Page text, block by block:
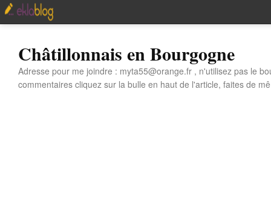
Châtillonnais en Bourgogne
Adresse pour me joindre : myta55@orange.fr , n'utilisez pas le
commentaires cliquez sur la bulle en haut de l'article, faites de